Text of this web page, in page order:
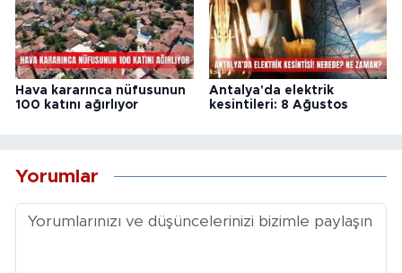
Hava kararınca nüfusunun
100 katını ağırlıyor
Antalya'da elektrik
kesintileri: 8 Ağustos
Yorumlar